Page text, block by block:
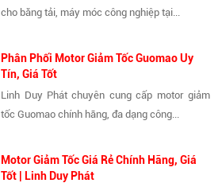
cho băng tải, máy móc công nghiệp tại...
Phân Phối Motor Giảm Tốc Guomao Uy
Tín, Giá Tốt
Linh Duy Phát chuyên cung cấp motor giảm
tốc Guomao chính hãng, đa dạng công...
Motor Giảm Tốc Giá Rẻ Chính Hãng, Giá
Tốt | Linh Duy Phát